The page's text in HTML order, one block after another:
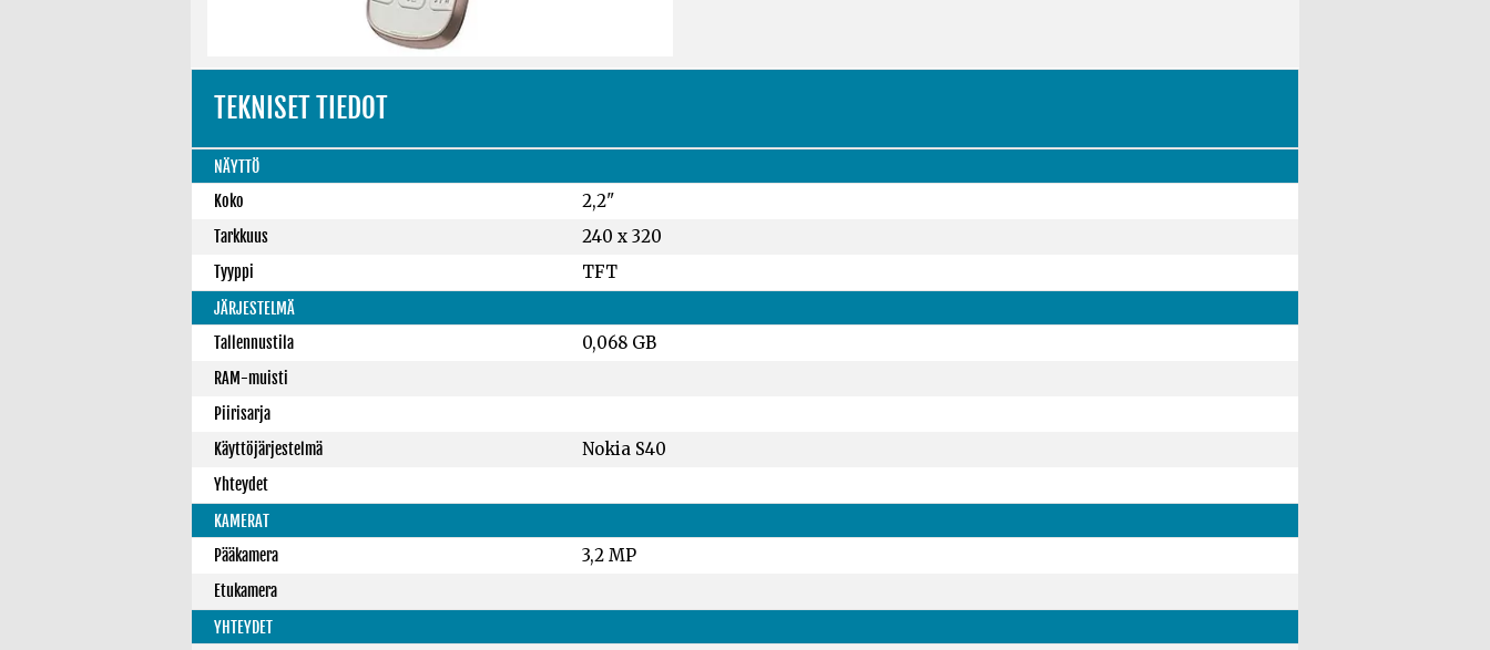
TEKNISET TIEDOT
NÄYTTÖ
Koko
2,2"
Tarkkuus 240 x 320
Tyyppi TFT
JÄRJESTELMÄ
Tallennustila
0,068 GB
RAM-muisti
Piirisarja
Käyttöjärjestelmä
Nokia S40
Yhteydet
KAMERAT
Pääkamera
3,2 MP
Etukamera
YHTEYDET